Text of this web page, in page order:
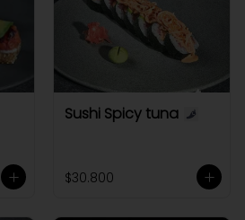
Sushi Spicy tuna
$30.800